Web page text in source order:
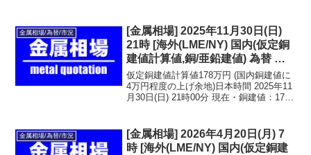
銅：8...
金属相場/為替/市況
[金属相場] 2025年11月30日(日)
21時 [海外(LME/NY) 国内(仮定銅
建値計算値,銅/亜鉛建値) 為替 市
況]
仮定銅建値計算値178万円 (国内銅建値に
4万円程度の上げ余地)日本時間 2025年11
月30日(日) 21時00分 現在・銅建値：174
25日...
金属相場/為替/市況
[金属相場] 2026年4月20日(月) 7
時 [海外(LME/NY) 国内(仮定銅建